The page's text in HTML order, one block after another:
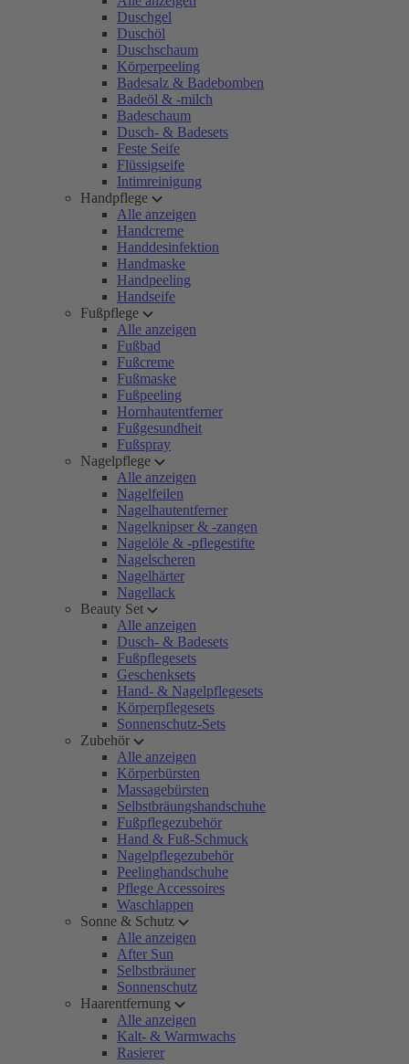
Duschgel
Duschöl
Duschschaum
Körperpeeling
Badesalz & Badebomben
Badeöl & -milch
Badeschaum
Dusch- & Badesets
Feste Seife
Flüssigseife
Intimreinigung
Handpflege
Alle anzeigen
Handcreme
Handdesinfektion
Handmaske
Handpeeling
Handseife
Fußpflege
Alle anzeigen
Fußbad
Fußcreme
Fußmaske
Fußpeeling
Hornhautentferner
Fußgesundheit
Fußspray
Nagelpflege
Alle anzeigen
Nagelfeilen
Nagelhautentferner
Nagelknipser & -zangen
Nagelöle & -pflegestifte
Nagelscheren
Nagelhärter
Nagellack
Beauty Set
Alle anzeigen
Dusch- & Badesets
Fußpflegesets
Geschenksets
Hand- & Nagelpflegesets
Körperpflegesets
Sonnenschutz-Sets
Zubehör
Alle anzeigen
Körperbürsten
Massagebürsten
Selbstbräungshandschuhe
Fußpflegezubehör
Hand & Fuß-Schmuck
Nagelpflegezubehör
Peelinghandschuhe
Pflege Accessoires
Waschlappen
Sonne & Schutz
Alle anzeigen
After Sun
Selbstbräuner
Sonnenschutz
Haarentfernung
Alle anzeigen
Kalt- & Warmwachs
Rasierer